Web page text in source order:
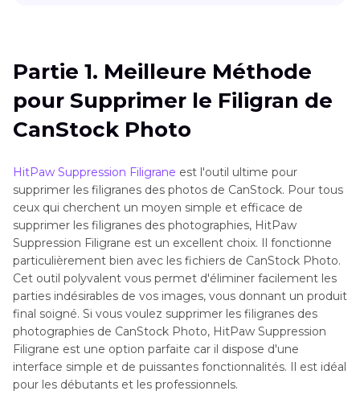
Partie 2. Autres Méthodes pour Supprimer le
Filigran de CanStock Photo
Partie 3. Questions Fréquentes
Partie 1. Meilleure Méthode
pour Supprimer le Filigran de
CanStock Photo
HitPaw Suppression Filigrane est l'outil ultime pour
supprimer les filigranes des photos de CanStock. Pour tous
ceux qui cherchent un moyen simple et efficace de
supprimer les filigranes des photographies, HitPaw
Suppression Filigrane est un excellent choix. Il fonctionne
particulièrement bien avec les fichiers de CanStock Photo.
Cet outil polyvalent vous permet d'éliminer facilement les
parties indésirables de vos images, vous donnant un produit
final soigné. Si vous voulez supprimer les filigranes des
photographies de CanStock Photo, HitPaw Suppression
Filigrane est une option parfaite car il dispose d'une
interface simple et de puissantes fonctionnalités. Il est idéal
pour les débutants et les professionnels.